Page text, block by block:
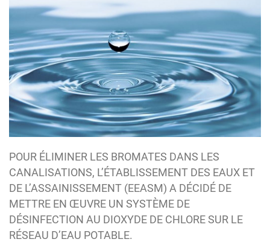
POUR ÉLIMINER LES BROMATES DANS LES
CANALISATIONS, L’ÉTABLISSEMENT DES EAUX ET
DE L’ASSAINISSEMENT (EEASM) A DÉCIDÉ DE
METTRE EN ŒUVRE UN SYSTÈME DE
DÉSINFECTION AU DIOXYDE DE CHLORE SUR LE
RÉSEAU D’EAU POTABLE.